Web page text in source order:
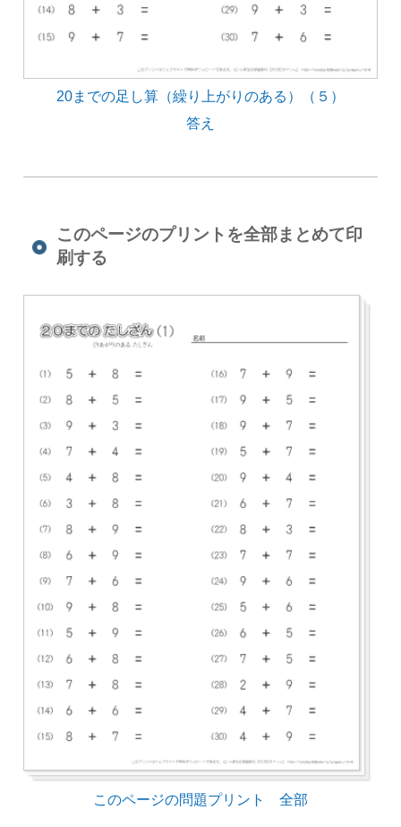
20までの足し算（繰り上がりのある）（５）
答え
このページのプリントを全部まとめて印
刷する
このページの問題プリント 全部